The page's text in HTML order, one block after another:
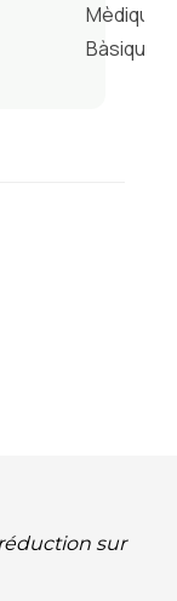
Mèdiques
Bàsiques
sur